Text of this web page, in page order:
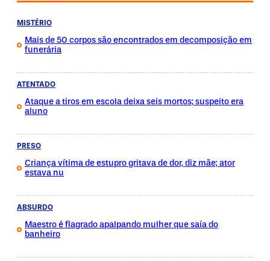
MISTÉRIO
Mais de 50 corpos são encontrados em decomposição em
funerária
ATENTADO
Ataque a tiros em escola deixa seis mortos; suspeito era
aluno
PRESO
Criança vítima de estupro gritava de dor, diz mãe; ator
estava nu
ABSURDO
Maestro é flagrado apalpando mulher que saía do
banheiro